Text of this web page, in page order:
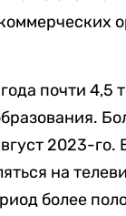
почти
2023-
на
более